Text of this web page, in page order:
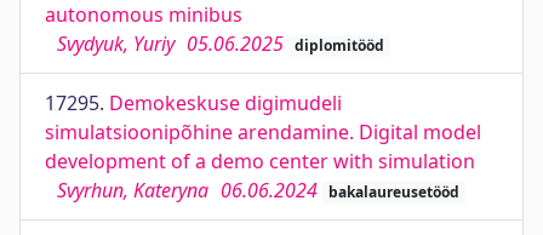
autonomous minibus
Svydyuk, Yuriy 05.06.2025 diplomitööd
17295. Demokeskuse digimudeli
simulatsioonipõhine arendamine. Digital model
development of a demo center with simulation
Svyrhun, Kateryna 06.06.2024 bakalaureusetööd